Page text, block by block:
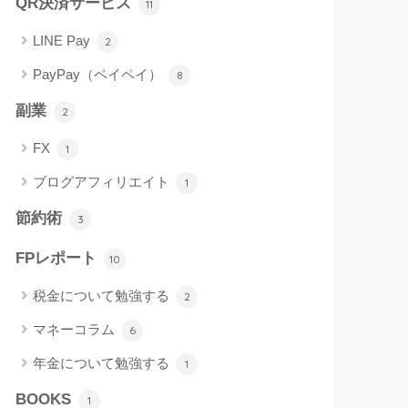
11
LINE Pay 2
PayPay（ペイペイ） 8
副業 2
FX 1
ブログアフィリエイト 1
節約術 3
FPレポート 10
税金について勉強する 2
マネーコラム 6
年金について勉強する 1
BOOKS 1